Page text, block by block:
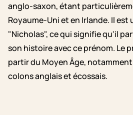
anglo-saxon, étant
Royaume-Uni et en Irlande. Il
"Nicholas", ce qui signifie qu'il
son histoire avec ce prénom. Le
partir du Moyen Âge,
colons anglais et écossais.